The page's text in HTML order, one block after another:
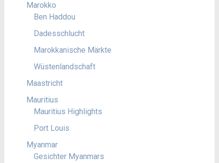
Marokko
Ben Haddou
Dadesschlucht
Marokkanische Märkte
Wüstenlandschaft
Maastricht
Mauritius
Mauritius Highlights
Port Louis
Myanmar
Gesichter Myanmars